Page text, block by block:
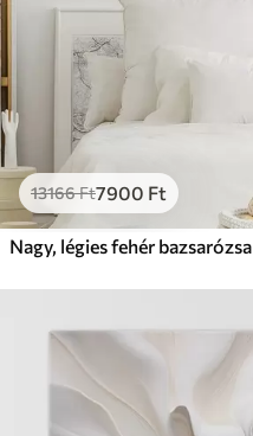
13166Ft7900 Ft
Nagy, légies fehér bazsarózsa